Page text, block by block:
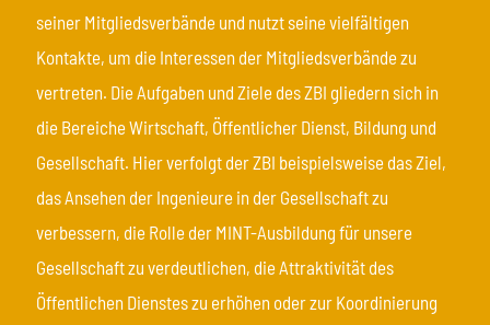
seiner Mitgliedsverbände und nutzt seine vielfältigen
Kontakte, um die Interessen der Mitgliedsverbände zu
vertreten. Die Aufgaben und Ziele des ZBI gliedern sich in
die Bereiche Wirtschaft, Öffentlicher Dienst, Bildung und
Gesellschaft. Hier verfolgt der ZBI beispielsweise das Ziel,
das Ansehen der Ingenieure in der Gesellschaft zu
verbessern, die Rolle der MINT-Ausbildung für unsere
Gesellschaft zu verdeutlichen, die Attraktivität des
Öffentlichen Dienstes zu erhöhen oder zur Koordinierung